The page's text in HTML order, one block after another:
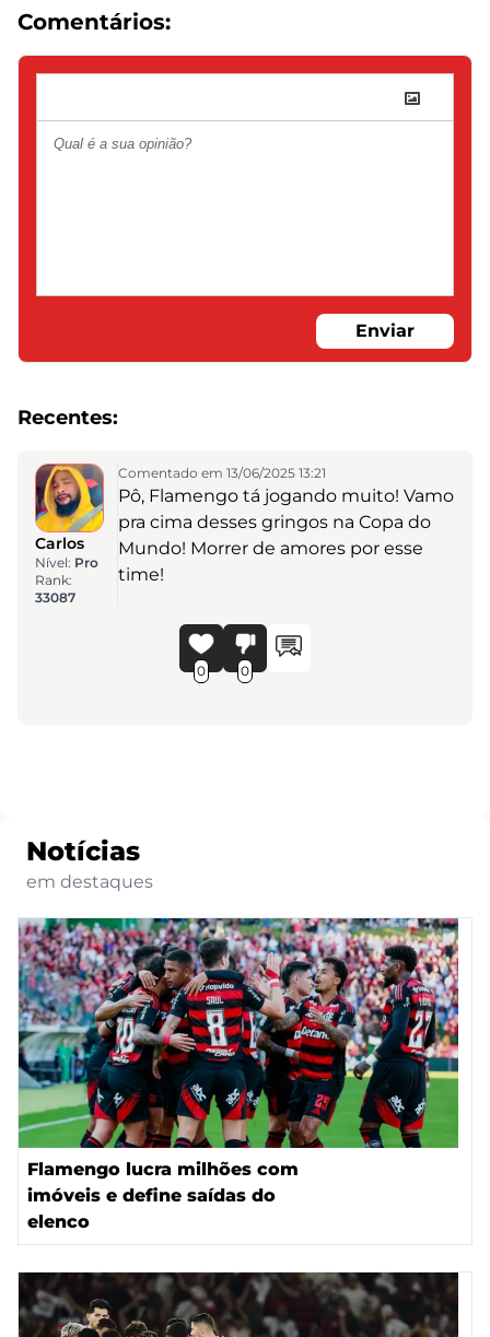
Comentários:
Enviar
Recentes:
Carlos
Nível: Pro
Rank:
33087
Comentado em 13/06/2025 13:21
Pô, Flamengo tá jogando muito! Vamo
pra cima desses gringos na Copa do
Mundo! Morrer de amores por esse
time!
0 0
Notícias
em destaques
Flamengo lucra milhões com
imóveis e define saídas do
elenco